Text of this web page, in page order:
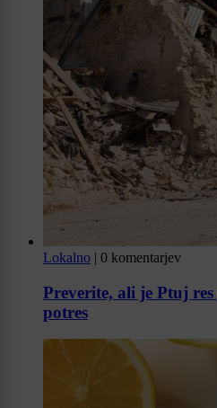
Lokalno | 0 komentarjev
Preverite, ali je Ptuj
potres